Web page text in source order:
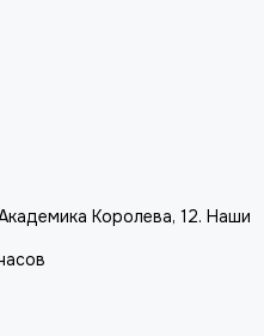
Королева, 12. Наши